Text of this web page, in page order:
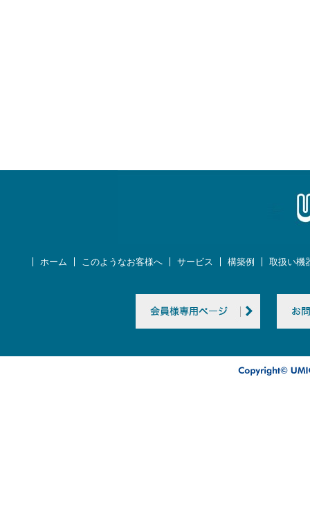
ホーム このようなお客様へ サービス 構築例 取扱い機